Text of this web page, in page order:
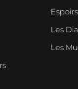
Espoirs
Les
Les